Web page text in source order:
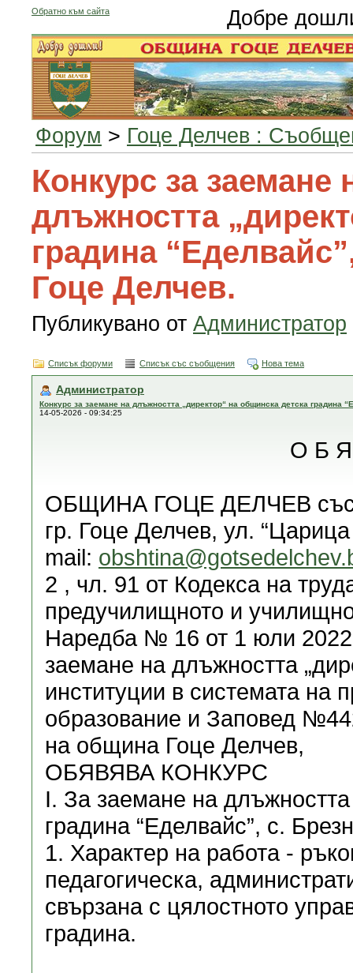
Обратно към сайта Добре
Форум > Гоце Делчев :
Конкурс за заемане
длъжността
градина
Гоце Делчев.
Публикувано от Администратор
Списък форуми Списък със съобщения Нова тема
Администратор
Конкурс за заемане на длъжността „директор“ на общинска детска градина
14-05-2026 - 09:34:25
О Б
ОБЩИНА ГОЦЕ ДЕЛЧЕВ със
гр. Гоце Делчев, ул.
mail:
2 , чл. 91 от Кодекса на
предучилищното и
Наредба № 16 от 1 юли 2022
заемане на длъжността
институции в системата на
образование и Заповед
на община Гоце Делчев,
ОБЯВЯВА КОНКУРС
I. За заемане на
градина “Еделвайс”, с.
1. Характер на работа -
педагогическа,
свързана с цялостното
градина.